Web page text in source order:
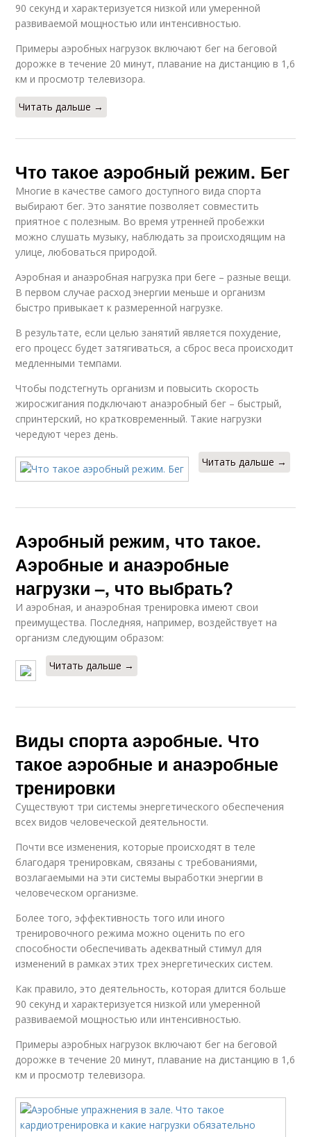
90 секунд и характеризуется низкой или умеренной
развиваемой мощностью или интенсивностью.
Примеры аэробных нагрузок включают бег на беговой
дорожке в течение 20 минут, плавание на дистанцию в 1,6
км и просмотр телевизора.
Читать дальше →
Что такое аэробный режим. Бег
Многие в качестве самого доступного вида спорта
выбирают бег. Это занятие позволяет совместить
приятное с полезным. Во время утренней пробежки
можно слушать музыку, наблюдать за происходящим на
улице, любоваться природой.
Аэробная и анаэробная нагрузка при беге – разные вещи.
В первом случае расход энергии меньше и организм
быстро привыкает к размеренной нагрузке.
В результате, если целью занятий является похудение,
его процесс будет затягиваться, а сброс веса происходит
медленными темпами.
Чтобы подстегнуть организм и повысить скорость
жиросжигания подключают анаэробный бег – быстрый,
спринтерский, но кратковременный. Такие нагрузки
чередуют через день.
Читать дальше →
Аэробный режим, что такое.
Аэробные и анаэробные
нагрузки –, что выбрать?
И аэробная, и анаэробная тренировка имеют свои
преимущества. Последняя, например, воздействует на
организм следующим образом:
Читать дальше →
Виды спорта аэробные. Что
такое аэробные и анаэробные
тренировки
Существуют три системы энергетического обеспечения
всех видов человеческой деятельности.
Почти все изменения, которые происходят в теле
благодаря тренировкам, связаны с требованиями,
возлагаемыми на эти системы выработки энергии в
человеческом организме.
Более того, эффективность того или иного
тренировочного режима можно оценить по его
способности обеспечивать адекватный стимул для
изменений в рамках этих трех энергетических систем.
Как правило, это деятельность, которая длится больше
90 секунд и характеризуется низкой или умеренной
развиваемой мощностью или интенсивностью.
Примеры аэробных нагрузок включают бег на беговой
дорожке в течение 20 минут, плавание на дистанцию в 1,6
км и просмотр телевизора.